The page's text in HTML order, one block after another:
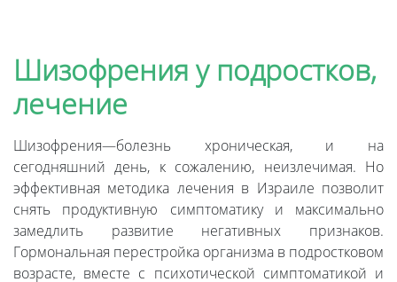
Шизофрения у подростков,
лечение
Шизофрения—болезнь хроническая, и на
сегодняшний день, к сожалению, неизлечимая. Но
эффективная методика лечения в Израиле позволит
снять продуктивную симптоматику и максимально
замедлить развитие негативных признаков.
Гормональная перестройка организма в подростковом
возрасте, вместе с психотической симптоматикой и